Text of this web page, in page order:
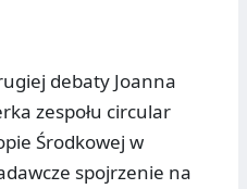
debaty Joanna
zespołu circular
Środkowej w
spojrzenie na